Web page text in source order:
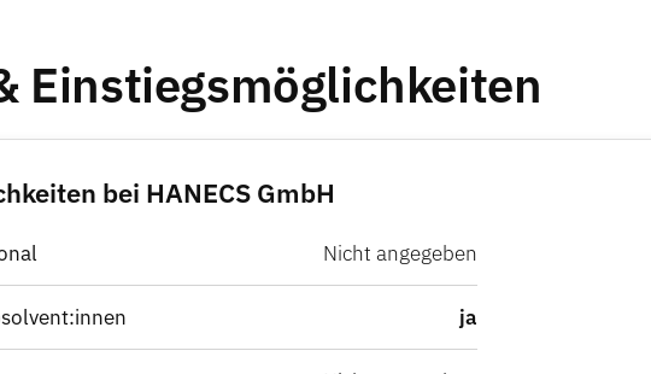
Einstiegsmöglichkeiten
bei HANECS GmbH
Nicht angegeben
ja